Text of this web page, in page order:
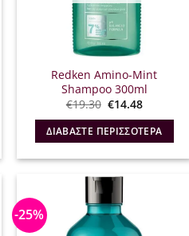
Redken Amino-Mint
Shampoo 300ml
€19.30 Original
was:
€19.30.
€14.48Η
τιμή
είναι:
€14.48.
ΔΙΑΒΆΣΤΕ ΠΕΡΙΣΣΌΤΕΡΑ
-25%